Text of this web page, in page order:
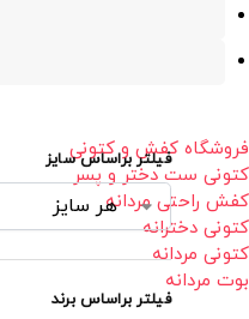
فیلتر براساس سایز
فیلتر براساس برند
فروشگاه کفش و کتونی
کتونی ست دختر و پسر
کفش راحتی مردانه
کتونی دخترانه
کتونی مردانه
بوت مردانه